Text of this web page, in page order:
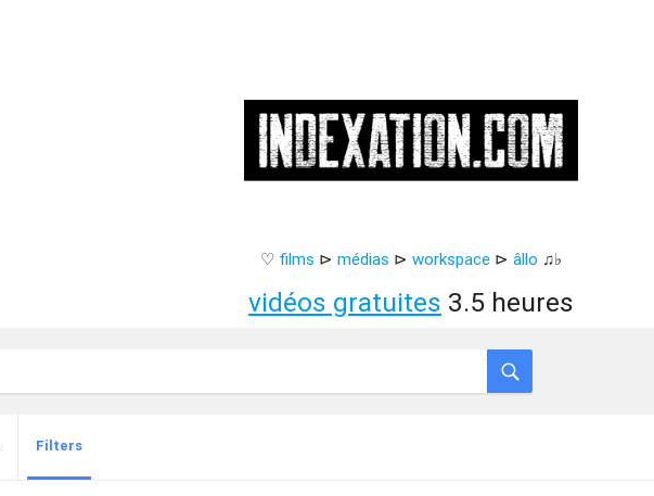
♡ films ⊳ médias ⊳ workspace ⊳ âllo ♫♭
vidéos gratuites 3.5 heures
Filters